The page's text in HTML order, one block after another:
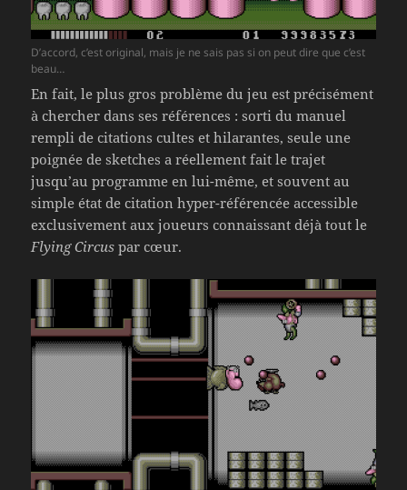
D’accord, c’est original, mais je ne sais pas si on peut dire que c’est
beau…
En fait, le plus gros problème du jeu est précisément
à chercher dans ses références : sorti du manuel
rempli de citations cultes et hilarantes, seule une
poignée de sketches a réellement fait le trajet
jusqu’au programme en lui-même, et souvent au
simple état de citation hyper-référencée accessible
exclusivement aux joueurs connaissant déjà tout le
Flying Circus par cœur.